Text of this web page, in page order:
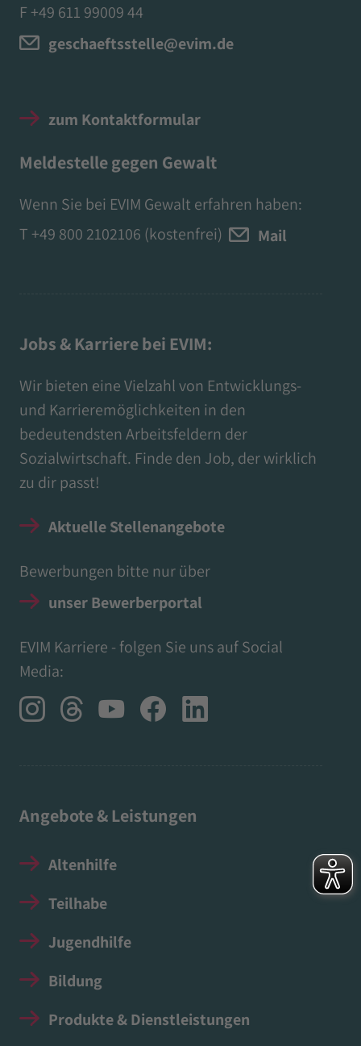
F +49 611 99009 44
geschaeftsstelle@evim.de
zum Kontaktformular
Meldestelle gegen Gewalt
Wenn Sie bei EVIM Gewalt erfahren haben:
T +49 800 2102106 (kostenfrei) Mail
Jobs & Karriere bei EVIM:
Wir bieten eine Vielzahl von Entwicklungs-
und Karrieremöglichkeiten in den
bedeutendsten Arbeitsfeldern der
Sozialwirtschaft. Finde den Job, der wirklich
zu dir passt!
Aktuelle Stellenangebote
Bewerbungen bitte nur über
unser Bewerberportal
EVIM Karriere - folgen Sie uns auf Social
Media:
Angebote & Leistungen
Altenhilfe
Teilhabe
Jugendhilfe
Bildung
Produkte & Dienstleistungen